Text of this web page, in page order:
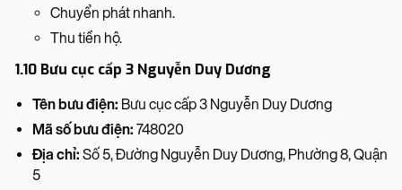
Chuyển phát nhanh.
Thu tiền hộ.
1.10 Bưu cục cấp 3 Nguyễn Duy Dương
Tên bưu điện: Bưu cục cấp 3 Nguyễn Duy Dương
Mã số bưu điện: 748020
Địa chỉ: Số 5, Đường Nguyễn Duy Dương, Phường 8, Quận
5